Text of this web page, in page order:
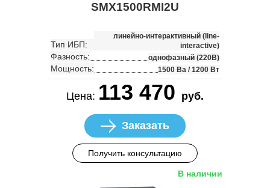
SMX1500RMI2U
Тип ИБП:
линейно-интерактивный (line-
interactive)
Фазность: однофазный (220В)
Мощность: 1500 Ва / 1200 Вт
Цена: 113 470 руб.
Заказать
Получить консультацию
В наличии